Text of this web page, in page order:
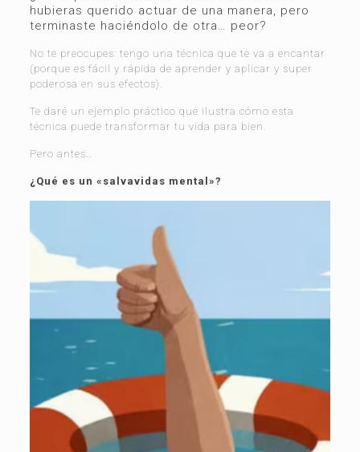
hubieras querido actuar de una manera, pero
terminaste haciéndolo de otra… peor?
No te preocupes: tengo una técnica que te va a encantar
(porque es fácil y rápida de aprender y aplicar y super
poderosa en sus efectos).
Te daré un ejemplo práctico que ilustra cómo esta
técnica puede transformar tu vida para bien.
Pero antes…
¿Qué es un «salvavidas mental»?